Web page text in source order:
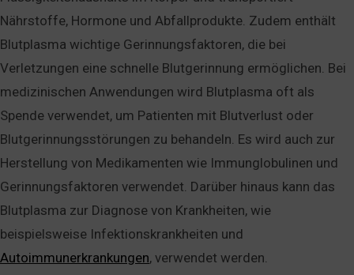
Nährstoffe, Hormone und Abfallprodukte. Zudem enthält
Blutplasma wichtige Gerinnungsfaktoren, die bei
Verletzungen eine schnelle Blutgerinnung ermöglichen. Bei
medizinischen Anwendungen wird Blutplasma oft als
Spende verwendet, um Patienten mit Blutverlust oder
Blutgerinnungsstörungen zu behandeln. Es wird auch zur
Herstellung von Medikamenten wie Immunglobulinen und
Gerinnungsfaktoren verwendet. Darüber hinaus kann das
Blutplasma zur Diagnose von Krankheiten, wie
beispielsweise Infektionskrankheiten und
Autoimmunerkrankungen, verwendet werden.